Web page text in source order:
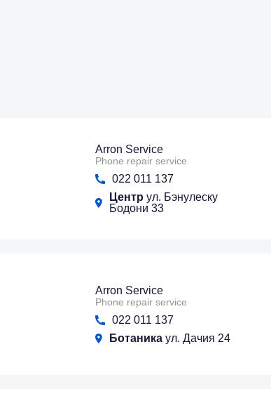
Arron Service
Phone repair service
022 011 137
Центр ул. Бэнулеску
Бодони 33
Arron Service
Phone repair service
022 011 137
Ботаника ул. Дачия 24